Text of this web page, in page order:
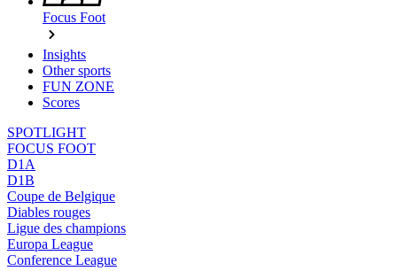
Focus Foot
Insights
Other sports
FUN ZONE
Scores
SPOTLIGHT
FOCUS FOOT
D1A
D1B
Coupe de Belgique
Diables rouges
Ligue des champions
Europa League
Conference League